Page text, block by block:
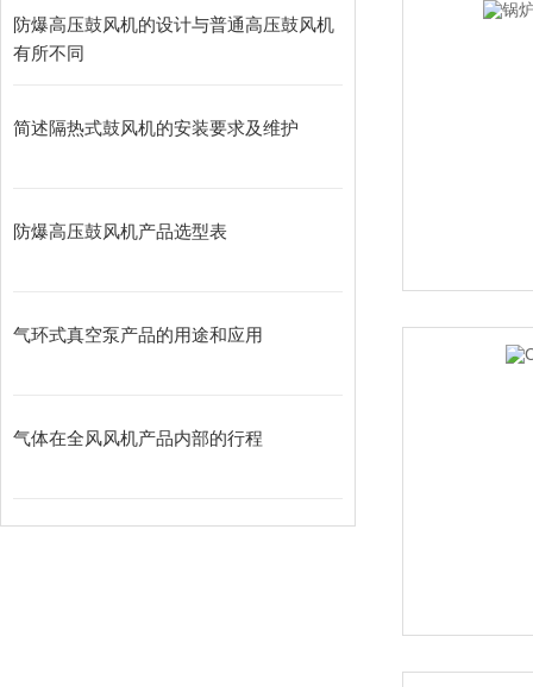
防爆高压鼓风机的设计与普通高压鼓风机
有所不同
简述隔热式鼓风机的安装要求及维护
防爆高压鼓风机产品选型表
气环式真空泵产品的用途和应用
气体在全风风机产品内部的行程